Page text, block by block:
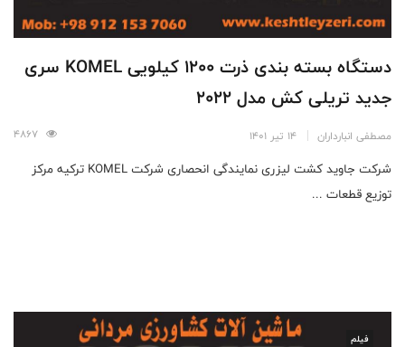
دستگاه بسته بندی ذرت 1200 کیلویی KOMEL سری
جدید تریلی کش مدل 2022
مصطفی انبارداران 14 تیر 1401
شرکت جاوید کشت لیزری نمایندگی انحصاری شرکت KOMEL ترکیه مرکز
توزیع قطعات ...
فیلم